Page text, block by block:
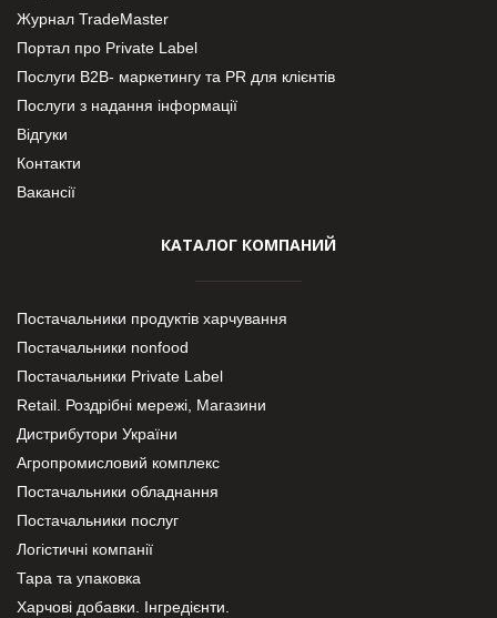
Журнал TradeMaster
Портал про Private Label
Послуги В2В- маркетингу та PR для клієнтів
Послуги з надання інформації
Відгуки
Контакти
Вакансії
КАТАЛОГ КОМПАНИЙ
Постачальники продуктів харчування
Постачальники nonfood
Постачальники Private Label
Retail. Роздрібні мережі, Магазини
Дистрибутори України
Агропромисловий комплекс
Постачальники обладнання
Постачальники послуг
Логістичні компанії
Тара та упаковка
Харчові добавки. Інгредієнти.